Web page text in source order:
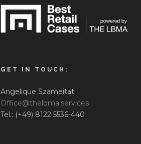
GET IN TOUCH:
Angelique Szameitat
Office@thelbma.services
Tel.: (+49) 8122 5536-440